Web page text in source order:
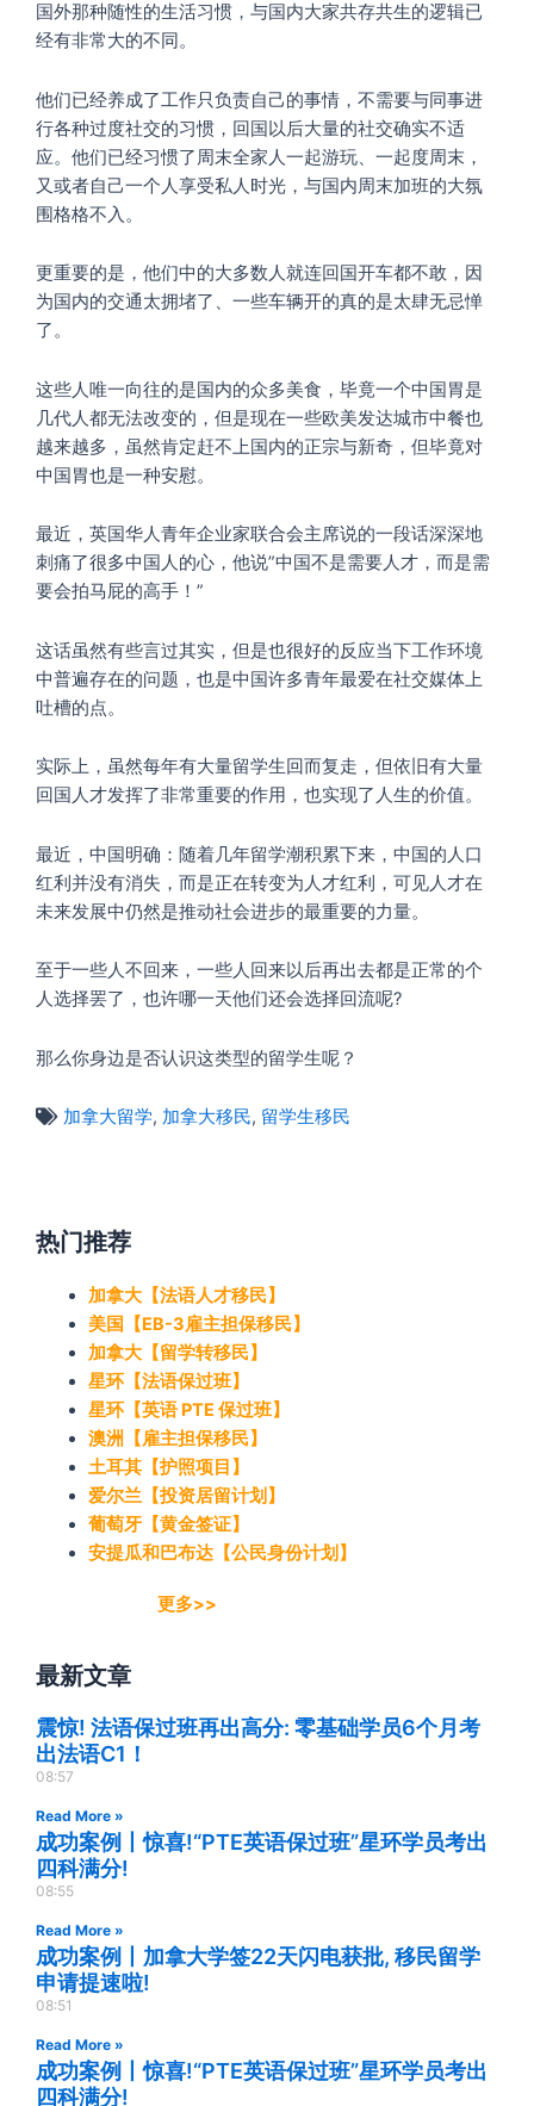
国外那种随性的生活习惯，与国内大家共存共生的逻辑已
经有非常大的不同。
他们已经养成了工作只负责自己的事情，不需要与同事进
行各种过度社交的习惯，回国以后大量的社交确实不适
应。他们已经习惯了周末全家人一起游玩、一起度周末，
又或者自己一个人享受私人时光，与国内周末加班的大氛
围格格不入。
更重要的是，他们中的大多数人就连回国开车都不敢，因
为国内的交通太拥堵了、一些车辆开的真的是太肆无忌惮
了。
这些人唯一向往的是国内的众多美食，毕竟一个中国胃是
几代人都无法改变的，但是现在一些欧美发达城市中餐也
越来越多，虽然肯定赶不上国内的正宗与新奇，但毕竟对
中国胃也是一种安慰。
最近，英国华人青年企业家联合会主席说的一段话深深地
刺痛了很多中国人的心，他说”中国不是需要人才，而是需
要会拍马屁的高手！”
这话虽然有些言过其实，但是也很好的反应当下工作环境
中普遍存在的问题，也是中国许多青年最爱在社交媒体上
吐槽的点。
实际上，虽然每年有大量留学生回而复走，但依旧有大量
回国人才发挥了非常重要的作用，也实现了人生的价值。
最近，中国明确：随着几年留学潮积累下来，中国的人口
红利并没有消失，而是正在转变为人才红利，可见人才在
未来发展中仍然是推动社会进步的最重要的力量。
至于一些人不回来，一些人回来以后再出去都是正常的个
人选择罢了，也许哪一天他们还会选择回流呢?
那么你身边是否认识这类型的留学生呢？
加拿大留学, 加拿大移民, 留学生移民
热门推荐
加拿大【法语人才移民】
美国【EB-3雇主担保移民】
加拿大【留学转移民】
星环【法语保过班】
星环【英语 PTE 保过班】
澳洲【雇主担保移民】
土耳其【护照项目】
爱尔兰【投资居留计划】
葡萄牙【黄金签证】
安提瓜和巴布达【公民身份计划】
更多>>
最新文章
震惊! 法语保过班再出高分: 零基础学员6个月考
出法语C1！
08:57
Read More »
成功案例丨惊喜!“PTE英语保过班”星环学员考出
四科满分!
08:55
Read More »
成功案例丨加拿大学签22天闪电获批, 移民留学
申请提速啦!
08:51
Read More »
成功案例丨惊喜!“PTE英语保过班”星环学员考出
四科满分!